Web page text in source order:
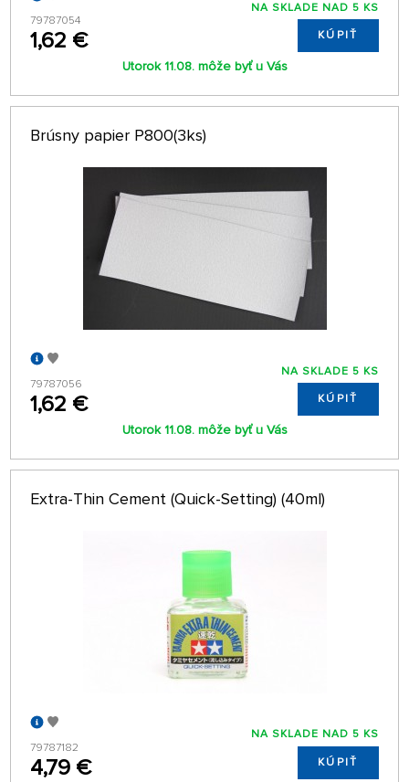
79787054
1,62 €
NA SKLADE NAD 5 KS
KÚPIŤ
Utorok 11.08. môže byť u Vás
Brúsny papier P800(3ks)
79787056
1,62 €
NA SKLADE 5 KS
KÚPIŤ
Utorok 11.08. môže byť u Vás
Extra-Thin Cement (Quick-Setting) (40ml)
79787182
4,79 €
NA SKLADE NAD 5 KS
KÚPIŤ